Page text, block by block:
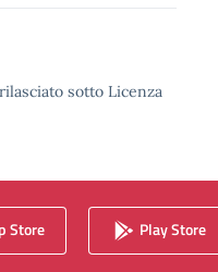
sotto Licenza
Store Play Store